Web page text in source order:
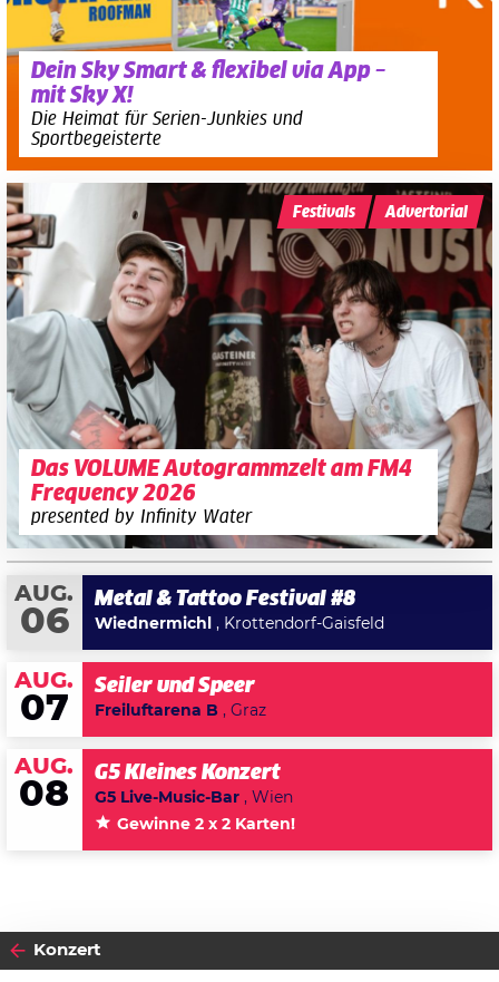
Dein Sky Smart & flexibel via App –
mit Sky X!
Die Heimat für Serien-Junkies und
Sportbegeisterte
Das VOLUME Autogrammzelt am FM4
Frequency 2026
presented by Infinity Water
Festivals Advertorial
AUG.
06
Metal & Tattoo Festival #8
Wiednermichl , Krottendorf-Gaisfeld
AUG.
07
Seiler und Speer
Freiluftarena B , Graz
AUG.
08
G5 Kleines Konzert
G5 Live-Music-Bar , Wien
Gewinne 2 x 2 Karten!
Konzert